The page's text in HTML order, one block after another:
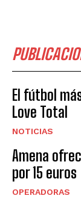
El fútbol
Love Total
NOTICIAS
Amena
por 15 euros
OPERADORAS